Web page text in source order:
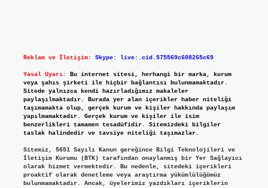
Reklam ve İletişim: Skype: live:.cid.575569c608265c69
Yasal Uyarı:
Bu internet sitesi, herhangi bir marka, kurum
veya şahıs şirketi ile hiçbir bağlantısı bulunmamaktadır.
Sitede yalnızca kendi hazırladığımız makaleler
paylaşılmaktadır. Burada yer alan içerikler haber niteliği
taşımamakta olup, gerçek kurum ve kişiler hakkında paylaşım
yapılmamaktadır. Gerçek kurum ve kişiler ile isim
benzerlikleri tamamen tesadüfidir. Sitemizdeki bilgiler
taslak halindedir ve tavsiye niteliği taşımazlar.
Sitemiz, 5651 Sayılı Kanun gereğince Bilgi Teknolojileri ve
İletişim Kurumu (BTK) tarafından onaylanmış bir Yer Sağlayıcı
olarak hizmet vermektedir. Bu nedenle, sitedeki içerikleri
proaktif olarak denetleme veya araştırma yükümlülüğümüz
bulunmamaktadır. Ancak, üyelerimiz yazdıkları içeriklerin